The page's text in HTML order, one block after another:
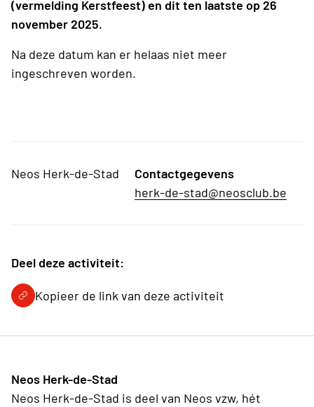
(vermelding Kerstfeest) en dit ten laatste op 26
november 2025.
Na deze datum kan er helaas niet meer
ingeschreven worden.
Neos Herk-de-Stad
Contactgegevens
herk-de-stad@neosclub.be
Deel deze activiteit:
Kopieer de link van deze activiteit
Neos Herk-de-Stad
Neos Herk-de-Stad is deel van Neos vzw, hét